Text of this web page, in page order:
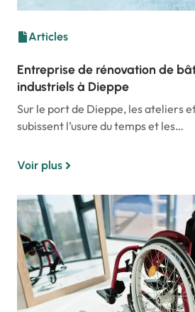
Articles
Entreprise de rénovation de
industriels à Dieppe
Sur le port de Dieppe, les ateliers
subissent l’usure du temps et les…
Voir plus